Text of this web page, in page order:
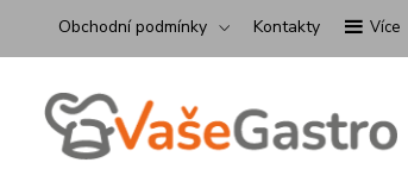
Obchodní podmínky Kontakty Více